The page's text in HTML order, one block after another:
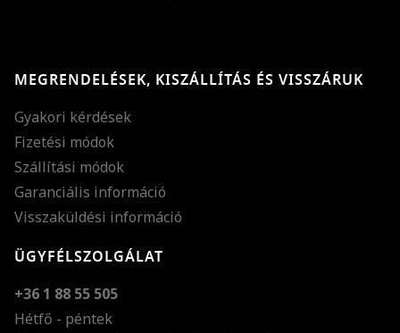
MEGRENDELÉSEK, KISZÁLLÍTÁS ÉS VISSZÁRUK
Gyakori kérdések
Fizetési módok
Szállítási módok
Garanciális információ
Visszaküldési információ
ÜGYFÉLSZOLGÁLAT
+36 1 88 55 505
Hétfő - péntek